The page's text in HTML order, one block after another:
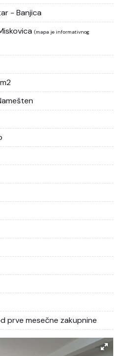
- Banjica
(mapa je informativnog
prve mesečne zakupnine